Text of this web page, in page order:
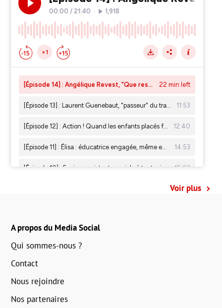
Voir plus
A propos du Media Social
Qui sommes-nous ?
Contact
Nous rejoindre
Nos partenaires